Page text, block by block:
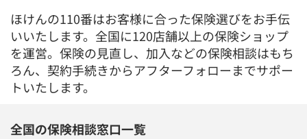
ほけんの110番はお客様に合った保険選びをお手伝
いいたします。全国に120店舗以上の保険ショップ
を運営。保険の見直し、加入などの保険相談はもち
ろん、契約手続きからアフターフォローまでサポー
トいたします。
全国の保険相談窓口一覧